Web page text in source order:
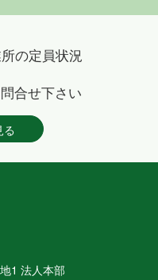
の定員状況
合せ下さい
1 法人本部